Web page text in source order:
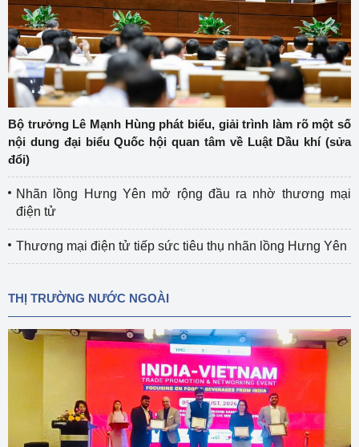
Bộ trưởng Lê Mạnh Hùng phát biểu, giải trình làm rõ một số
nội dung đại biểu Quốc hội quan tâm về Luật Dầu khí (sửa
đổi)
Nhãn lồng Hưng Yên mở rộng đầu ra nhờ thương mại
điện tử
Thương mại điện tử tiếp sức tiêu thụ nhãn lồng Hưng Yên
THỊ TRƯỜNG NƯỚC NGOÀI